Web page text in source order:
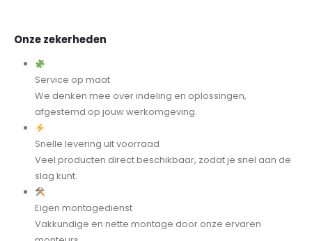
Onze zekerheden
Service op maat
We denken mee over indeling en oplossingen,
afgestemd op jouw werkomgeving.
Snelle levering uit voorraad
Veel producten direct beschikbaar, zodat je snel aan de
slag kunt.
Eigen montagedienst
Vakkundige en nette montage door onze ervaren